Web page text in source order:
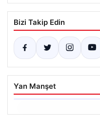
Bizi Takip Edin
Yan Manşet
06.08.2026